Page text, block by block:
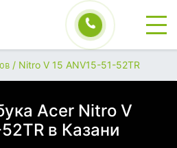
/ Nitro V 15 ANV15-51-52TR
Acer Nitro V
в Казани